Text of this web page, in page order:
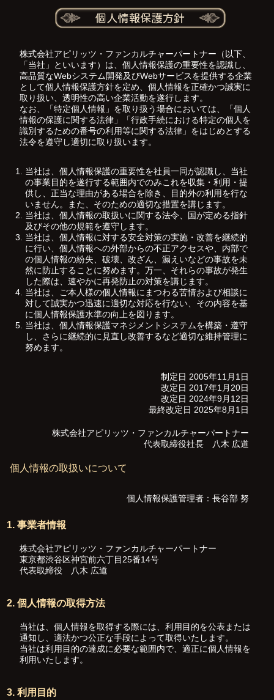
株式会社アピリッツ・ファンカルチャーパートナー（以下、
「当社」といいます）は、個人情報保護の重要性を認識し、
高品質なWebシステム開発及びWebサービスを提供する企業
として個人情報保護方針を定め、個人情報を正確かつ誠実に
取り扱い、透明性の高い企業活動を遂行します。
なお、「特定個人情報」を取り扱う場合においては、「個人
情報の保護に関する法律」「行政手続における特定の個人を
識別するための番号の利用等に関する法律」をはじめとする
法令を遵守し適切に取り扱います。
当社は、個人情報保護の重要性を社員一同が認識し、当社
の事業目的を遂行する範囲内でのみこれを収集・利用・提
供し、正当な理由がある場合を除き、目的外の利用を行な
いません。また、そのための適切な措置を講じます。
当社は、個人情報の取扱いに関する法令、国が定める指針
及びその他の規範を遵守します。
当社は、個人情報に対する安全対策の実施・改善を継続的
に行い、個人情報への外部からの不正アクセスや、内部で
の個人情報の紛失、破壊、改ざん、漏えいなどの事故を未
然に防止することに努めます。万一、それらの事故が発生
した際は、速やかに再発防止の対策を講じます。
当社は、ご本人様の個人情報にまつわる苦情および相談に
対して誠実かつ迅速に適切な対応を行ない、その内容を基
に個人情報保護水準の向上を図ります。
当社は、個人情報保護マネジメントシステムを構築・遵守
し、さらに継続的に見直し改善するなど適切な維持管理に
努めます。
制定日 2005年11月1日
改定日 2017年1月20日
改定日 2024年9月12日
最終改定日 2025年8月1日
株式会社アピリッツ・ファンカルチャーパートナー
代表取締役社長 八木 広道
個人情報の取扱いについて
個人情報保護管理者：長谷部 努
1. 事業者情報
株式会社アピリッツ・ファンカルチャーパートナー
東京都渋谷区神宮前六丁目25番14号
代表取締役 八木 広道
2. 個人情報の取得方法
当社は、個人情報を取得する際には、利用目的を公表または
通知し、適法かつ公正な手段によって取得いたします。
当社は利用目的の達成に必要な範囲内で、適正に個人情報を
利用いたします。
3. 利用目的